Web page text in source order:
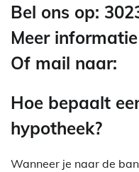
Bel ons op:
Meer
Of mail naar:
Hoe bepaalt
hypotheek?
Wanneer je naar de